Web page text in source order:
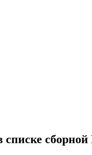
списке сборной